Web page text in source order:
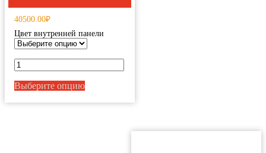
вариаций.
Опции
можно
выбрать
на
странице
товара.
40500.00₽
Цвет внутренней панели
Выберите опцию